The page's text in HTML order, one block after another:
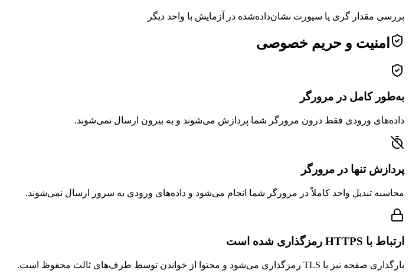
بررسی مقدار گری یا سیورت نشان‌داده‌شده در آزمایش با واحد دیگر
امنیت و حریم خصوصی
به‌طور کامل در مرورگر
داده‌های ورودی فقط درون مرورگر شما پردازش می‌شوند و به بیرون ارسال نمی‌شوند.
پردازش تنها در مرورگر
محاسبه تبدیل واحد کاملاً در مرورگر شما انجام می‌شود و داده‌های ورودی به سرور ارسال نمی‌شوند.
ارتباط با HTTPS رمزگذاری شده است
بارگذاری صفحه نیز با TLS رمزگذاری می‌شود و محتوا از خواندن توسط طرف‌های ثالث محفوظ است.